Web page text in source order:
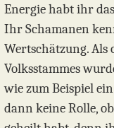
Energie habt ihr
Ihr Schamanen
Wertschätzung. Als
Volksstammes
wie zum Beispiel
dann keine Rolle,